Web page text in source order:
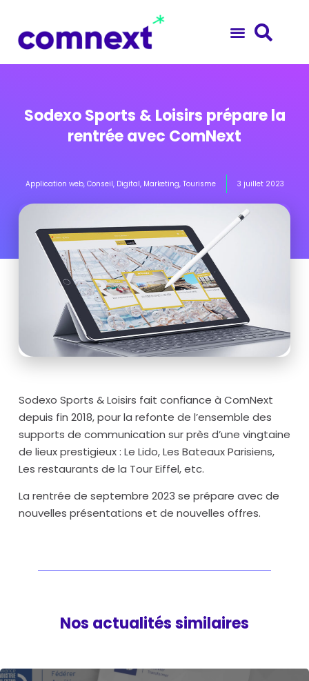
Sodexo Sports & Loisirs prépare la
rentrée avec ComNext
Application web, Conseil, Digital, Marketing, Tourisme 3 juillet 2023
Sodexo Sports & Loisirs fait confiance à ComNext
depuis fin 2018, pour la refonte de l’ensemble des
supports de communication sur près d’une vingtaine
de lieux prestigieux : Le Lido, Les Bateaux Parisiens,
Les restaurants de la Tour Eiffel, etc.
La rentrée de septembre 2023 se prépare avec de
nouvelles présentations et de nouvelles offres.
Nos actualités similaires